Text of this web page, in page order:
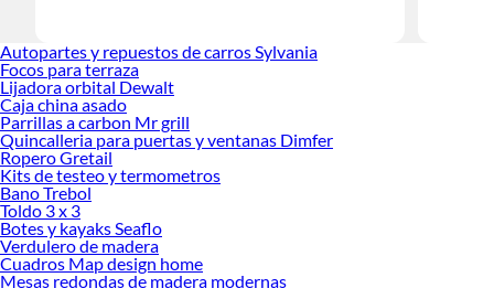
Autopartes y repuestos de carros Sylvania
Focos para terraza
Lijadora orbital Dewalt
Caja china asado
Parrillas a carbon Mr grill
Quincalleria para puertas y ventanas Dimfer
Ropero Gretail
Kits de testeo y termometros
Bano Trebol
Toldo 3 x 3
Botes y kayaks Seaflo
Verdulero de madera
Cuadros Map design home
Mesas redondas de madera modernas